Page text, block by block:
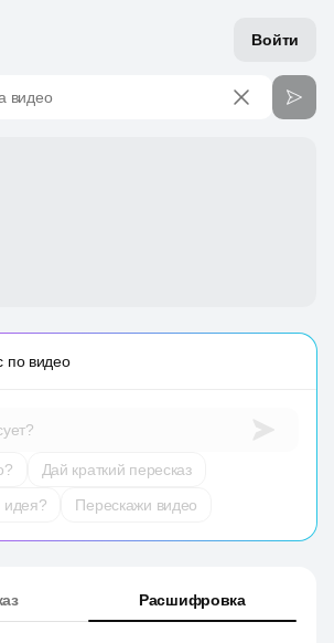
Войти
видео
по видео
Дай краткий пересказ
идея?
Перескажи видео
Расшифровка